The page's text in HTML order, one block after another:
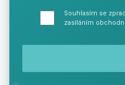
Souhlasím se
zasíláním